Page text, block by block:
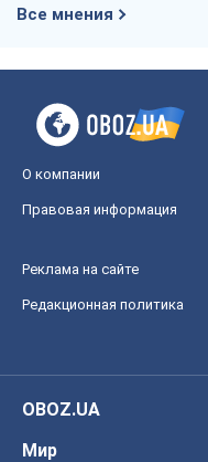
Все мнения
О компании
Правовая информация
Реклама на сайте
Редакционная политика
OBOZ.UA
Мир